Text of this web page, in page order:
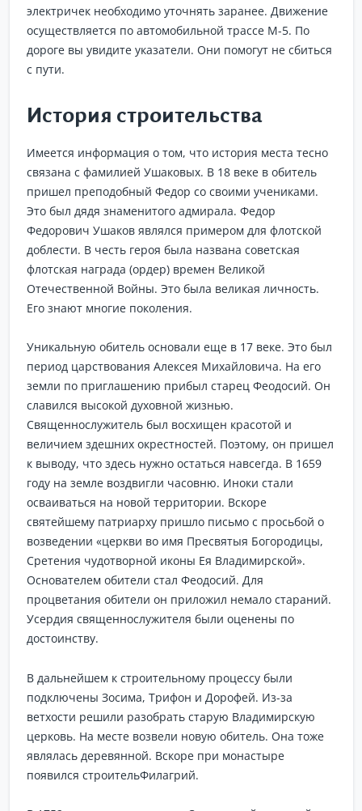
электричек необходимо уточнять заранее. Движение
осуществляется по автомобильной трассе М-5. По
дороге вы увидите указатели. Они помогут не сбиться
с пути.
История строительства
Имеется информация о том, что история места тесно
связана с фамилией Ушаковых. В 18 веке в обитель
пришел преподобный Федор со своими учениками.
Это был дядя знаменитого адмирала. Федор
Федорович Ушаков являлся примером для флотской
доблести. В честь героя была названа советская
флотская награда (ордер) времен Великой
Отечественной Войны. Это была великая личность.
Его знают многие поколения.
Уникальную обитель основали еще в 17 веке. Это был
период царствования Алексея Михайловича. На его
земли по приглашению прибыл старец Феодосий. Он
славился высокой духовной жизнью.
Священнослужитель был восхищен красотой и
величием здешних окрестностей. Поэтому, он пришел
к выводу, что здесь нужно остаться навсегда. В 1659
году на земле воздвигли часовню. Иноки стали
осваиваться на новой территории. Вскоре
святейшему патриарху пришло письмо с просьбой о
возведении «церкви во имя Пресвятыя Богородицы,
Сретения чудотворной иконы Ея Владимирской».
Основателем обители стал Феодосий. Для
процветания обители он приложил немало стараний.
Усердия священнослужителя были оценены по
достоинству.
В дальнейшем к строительному процессу были
подключены Зосима, Трифон и Дорофей. Из-за
ветхости решили разобрать старую Владимирскую
церковь. На месте возвели новую обитель. Она тоже
являлась деревянной. Вскоре при монастыре
появился строительФилагрий.